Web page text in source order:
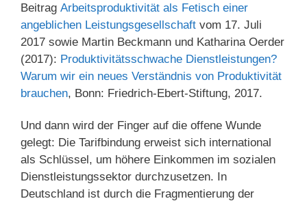
Beitrag Arbeitsproduktivität als Fetisch einer
angeblichen Leistungsgesellschaft vom 17. Juli
2017 sowie Martin Beckmann und Katharina Oerder
(2017): Produktivitätsschwache Dienstleistungen?
Warum wir ein neues Verständnis von Produktivität
brauchen, Bonn: Friedrich-Ebert-Stiftung, 2017.
Und dann wird der Finger auf die offene Wunde
gelegt: Die Tarifbindung erweist sich international
als Schlüssel, um höhere Einkommen im sozialen
Dienstleistungssektor durchzusetzen. In
Deutschland ist durch die Fragmentierung der